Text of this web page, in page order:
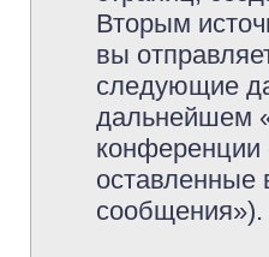
Вторым
вы
следующие
дальнейшем
оставленные
сообщения»).